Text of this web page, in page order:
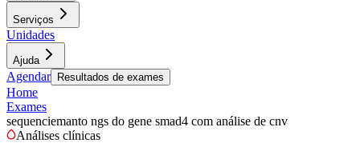
Serviços
Unidades
Ajuda
Agendar Resultados de exames
Home
Exames
sequenciemanto ngs do gene smad4 com análise de cnv
Análises clínicas